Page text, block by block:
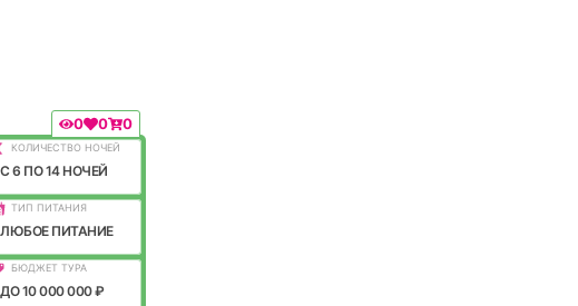
0 0 0
КОЛИЧЕСТВО НОЧЕЙ
C 6 ПО 14 НОЧЕЙ
ТИП ПИТАНИЯ
ЛЮБОЕ ПИТАНИЕ
БЮДЖЕТ ТУРА
ДО 10 000 000 ₽